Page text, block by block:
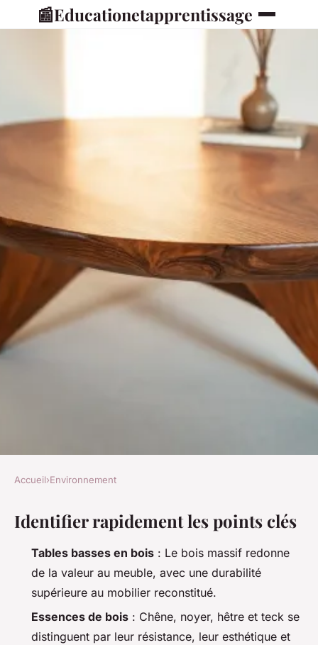
📰Educationetapprentissage
Top 10 tables basses en bois
pour allier style et budget
Joséphine•29/05/2026 13:56 •11 min de lecture
Accueil›Environnement
Identifier rapidement les points clés
Tables basses en bois : Le bois massif redonne
de la valeur au meuble, avec une durabilité
supérieure au mobilier reconstitué.
Essences de bois : Chêne, noyer, hêtre et teck se
distinguent par leur résistance, leur esthétique et